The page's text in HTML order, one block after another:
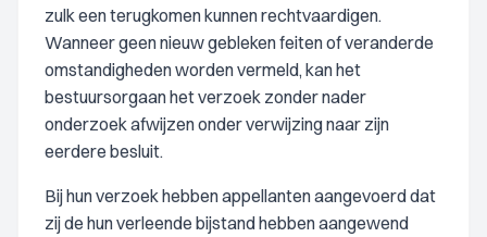
zulk een terugkomen kunnen rechtvaardigen.
Wanneer geen nieuw gebleken feiten of veranderde
omstandigheden worden vermeld, kan het
bestuursorgaan het verzoek zonder nader
onderzoek afwijzen onder verwijzing naar zijn
eerdere besluit.
Bij hun verzoek hebben appellanten aangevoerd dat
zij de hun verleende bijstand hebben aangewend